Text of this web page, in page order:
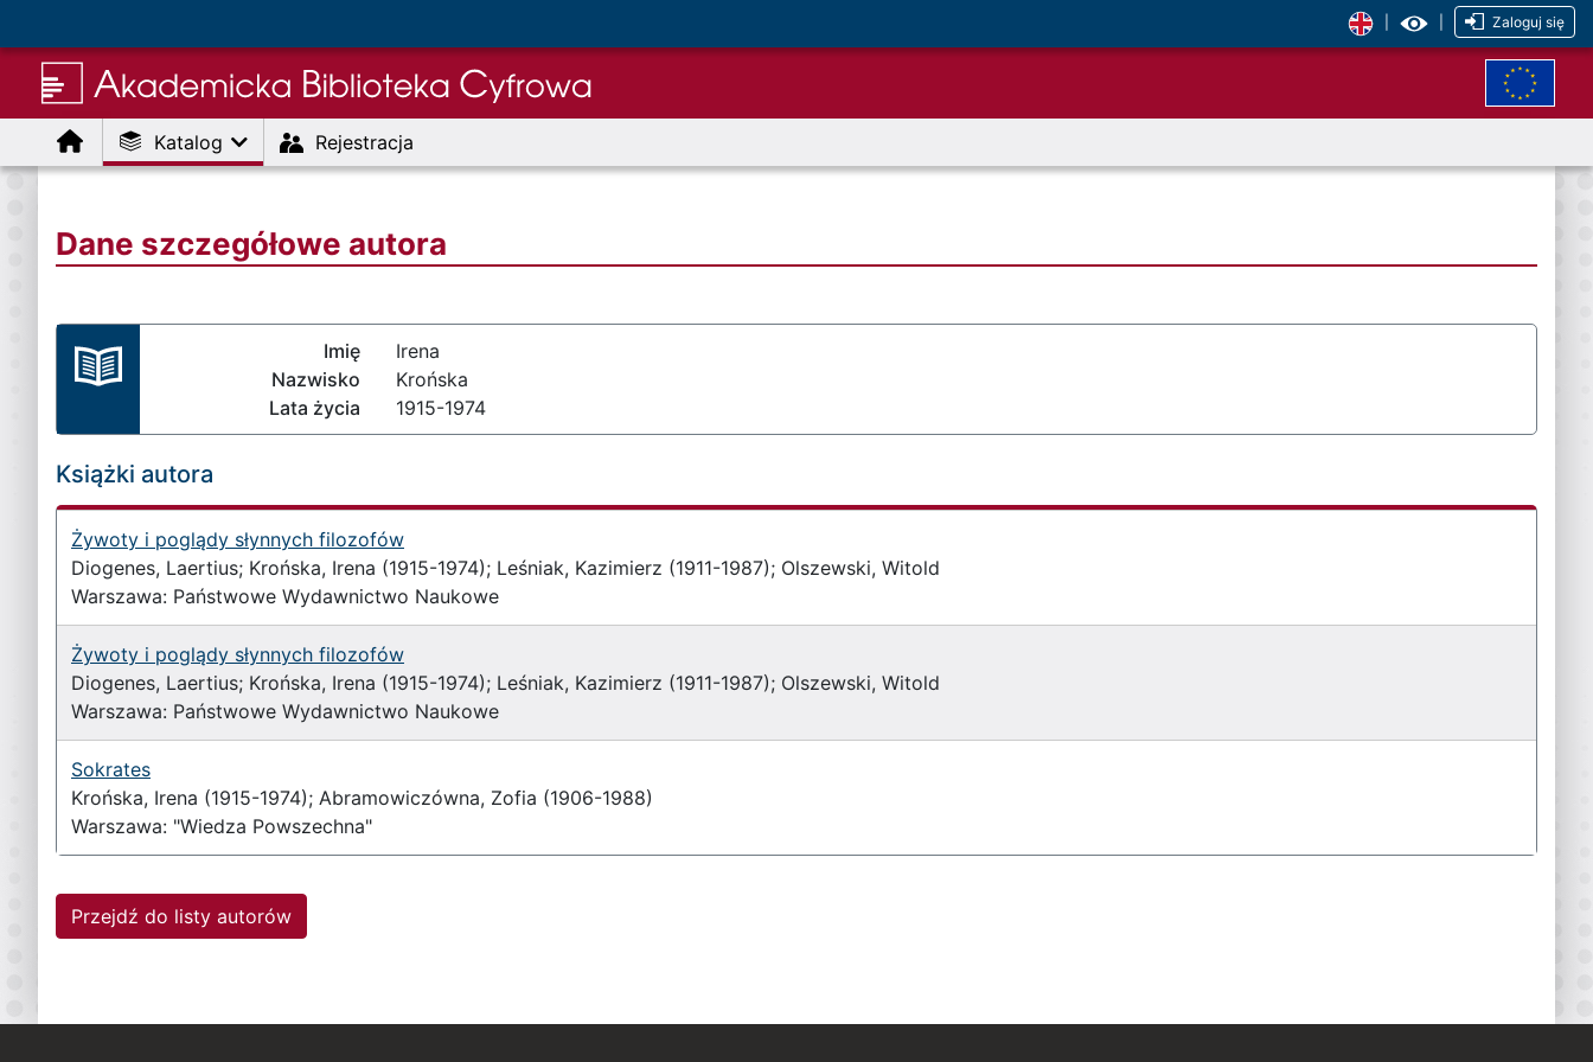
Zaloguj się
Menu Katalog Rejestracja
Dane szczegółowe autora
Imię
Irena
Nazwisko
Krońska
Lata życia
1915-1974
Książki autora
Żywoty i poglądy słynnych filozofów
Diogenes, Laertius; Krońska, Irena (1915-1974); Leśniak, Kazimierz (1911-1987); Olszewski, Witold
Warszawa: Państwowe Wydawnictwo Naukowe
Żywoty i poglądy słynnych filozofów
Diogenes, Laertius; Krońska, Irena (1915-1974); Leśniak, Kazimierz (1911-1987); Olszewski, Witold
Warszawa: Państwowe Wydawnictwo Naukowe
Sokrates
Krońska, Irena (1915-1974); Abramowiczówna, Zofia (1906-1988)
Warszawa: "Wiedza Powszechna"
Przejdź do listy autorów